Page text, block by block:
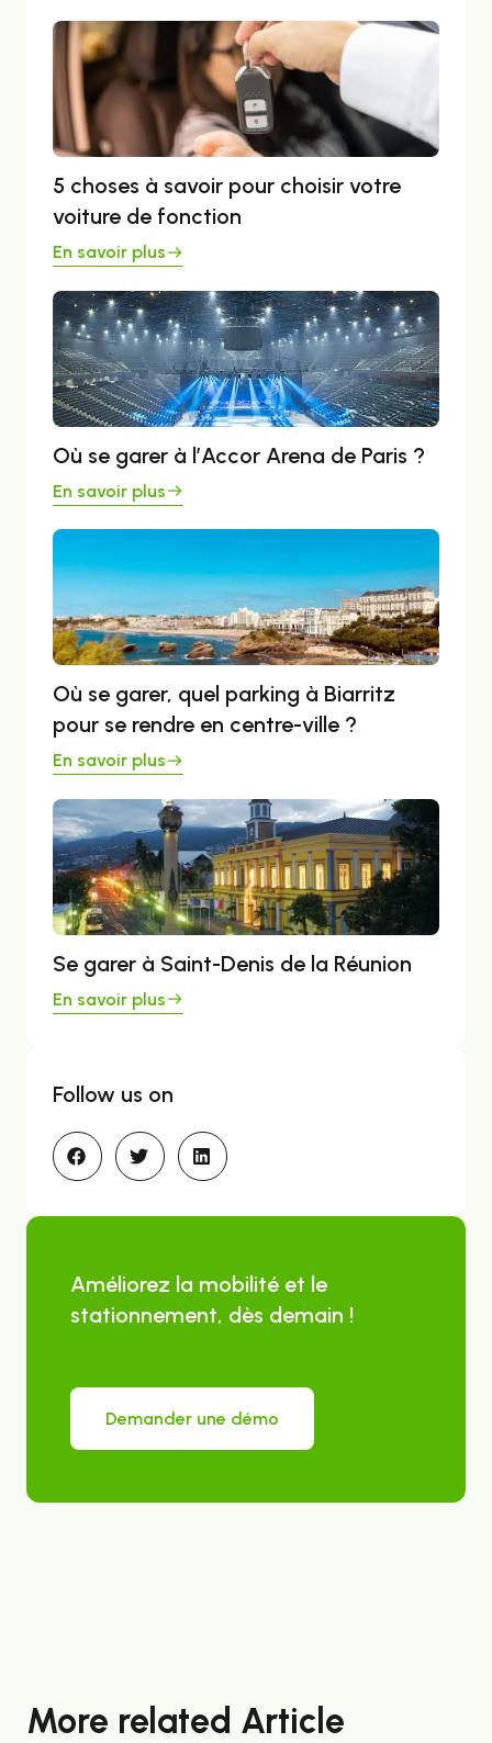
5 choses à savoir pour choisir votre
voiture de fonction
En savoir plus
Où se garer à l’Accor Arena de Paris ?
En savoir plus
Où se garer, quel parking à Biarritz
pour se rendre en centre-ville ?
En savoir plus
Se garer à Saint-Denis de la Réunion
En savoir plus
Follow us on
Améliorez la mobilité et le
stationnement, dès demain !
Demander une démo
More related Article